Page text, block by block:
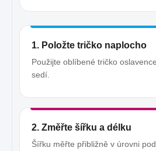
1. Položte tričko naplocho
Použijte oblíbené tričko
sedí.
2. Změřte šířku a délku
Šířku měřte přibližně v úrovni